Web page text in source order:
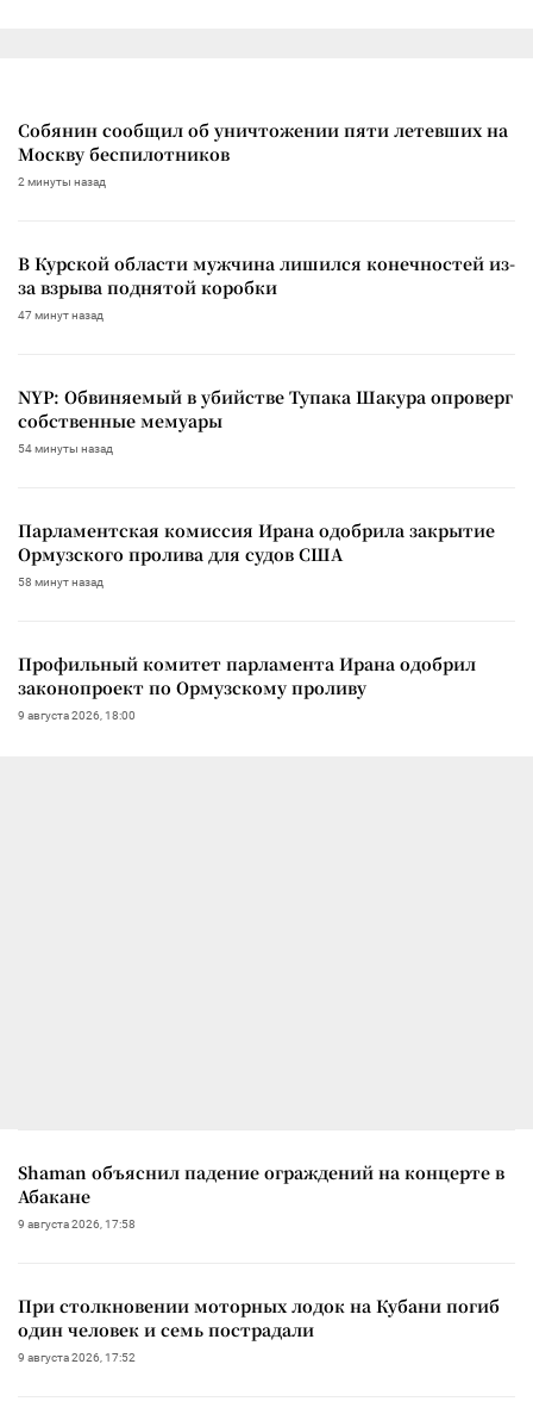
Собянин сообщил об уничтожении пяти летевших на
Москву беспилотников
2 минуты назад
В Курской области мужчина лишился конечностей из-
за взрыва поднятой коробки
47 минут назад
NYP: Обвиняемый в убийстве Тупака Шакура опроверг
собственные мемуары
54 минуты назад
Парламентская комиссия Ирана одобрила закрытие
Ормузского пролива для судов США
58 минут назад
Профильный комитет парламента Ирана одобрил
законопроект по Ормузскому проливу
9 августа 2026, 18:00
Shaman объяснил падение ограждений на концерте в
Абакане
9 августа 2026, 17:58
При столкновении моторных лодок на Кубани погиб
один человек и семь пострадали
9 августа 2026, 17:52